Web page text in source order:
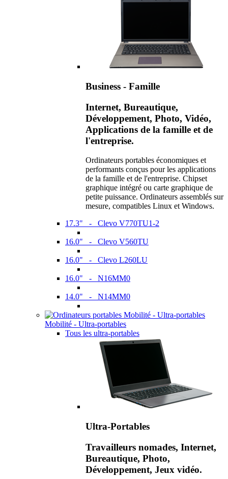
Business - Famille
Internet, Bureautique,
Développement, Photo, Vidéo,
Applications de la famille et de
l'entreprise.
Ordinateurs portables économiques et
performants conçus pour les applications
de la famille et de l'entreprise. Chipset
graphique intégré ou carte graphique de
petite puissance. Ordinateurs assemblés sur
mesure, compatibles Linux et Windows.
17.3" - Clevo V770TU1-2
16.0" - Clevo V560TU
16.0" - Clevo L260LU
16.0" - N16MM0
14.0" - N14MM0
Mobilité - Ultra-portables
Tous les ultra-portables
Ultra-Portables
Travailleurs nomades, Internet,
Bureautique, Photo,
Développement, Jeux vidéo.